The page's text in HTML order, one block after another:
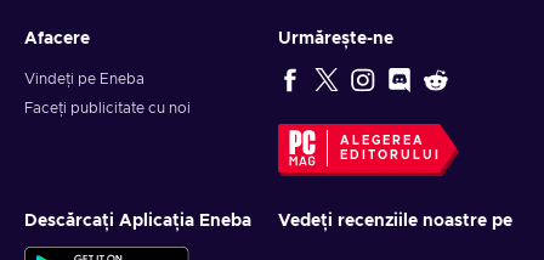
Afacere
Vindeți pe Eneba
Faceți publicitate cu noi
Urmărește-ne
ALEGEREA
EDITORULUI
Descărcați Aplicația Eneba Vedeți recenziile noastre pe